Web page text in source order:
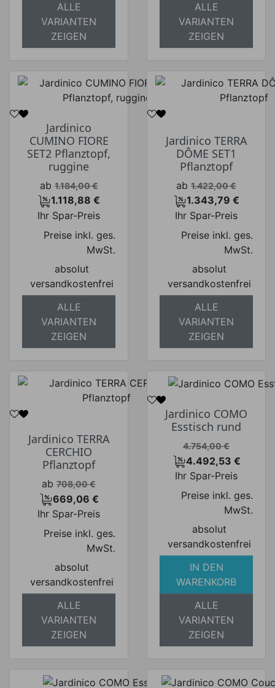
ALLE
VARIANTEN
ZEIGEN
ALLE
VARIANTEN
ZEIGEN
Jardinico
CUMINO FIORE
SET2 Pflanztopf,
ruggine
Verkaufspreis
ab 1.184,00 €
Preis
1.118,88 €
Ihr Spar-Preis
Preise inkl. ges.
MwSt.
absolut
versandkostenfrei
ALLE
VARIANTEN
ZEIGEN
Jardinico TERRA
DÔME SET1
Pflanztopf
Verkaufspreis
ab 1.422,00 €
Preis
1.343,79 €
Ihr Spar-Preis
Preise inkl. ges.
MwSt.
absolut
versandkostenfrei
ALLE
VARIANTEN
ZEIGEN
Jardinico TERRA
CERCHIO
Pflanztopf
Verkaufspreis
ab 708,00 €
Preis
669,06 €
Ihr Spar-Preis
Preise inkl. ges.
MwSt.
absolut
versandkostenfrei
ALLE
VARIANTEN
ZEIGEN
Jardinico COMO
Esstisch rund
Verkaufspreis
4.754,00 €
Preis
4.492,53 €
Ihr Spar-Preis
Preise inkl. ges.
MwSt.
absolut
versandkostenfrei
IN DEN
WARENKORB
ALLE
VARIANTEN
ZEIGEN